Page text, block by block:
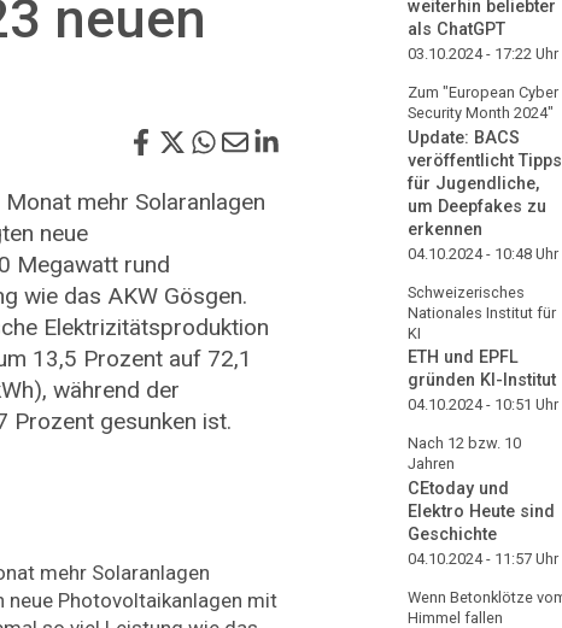
neuen
mehr Solaranlagen
neue
Megawatt rund
wie das AKW Gösgen.
Elektrizitätsproduktion
13,5 Prozent auf 72,1
während der
Prozent gesunken ist.
mehr Solaranlagen
Photovoltaikanlagen mit
weiterhin beliebter
als ChatGPT
03.10.2024 - 17:22 Uhr
Zum "European Cyber
Security Month 2024"
Update: BACS
veröffentlicht Tipps
für Jugendliche,
um Deepfakes zu
erkennen
04.10.2024 - 10:48 Uhr
Schweizerisches
Nationales Institut für
KI
ETH und EPFL
gründen KI-Institut
04.10.2024 - 10:51 Uhr
Nach 12 bzw. 10
Jahren
CEtoday und
Elektro Heute sind
Geschichte
04.10.2024 - 11:57 Uhr
Wenn Betonklötze
Himmel fallen